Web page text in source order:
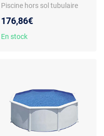
Piscine hors sol tubulaire
x 66 cm - Ronde
176,86€
En stock